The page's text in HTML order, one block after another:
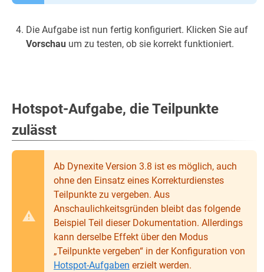
Die Aufgabe ist nun fertig konfiguriert. Klicken Sie auf
Vorschau um zu testen, ob sie korrekt funktioniert.
Hotspot-Aufgabe, die Teilpunkte
zulässt
Ab Dynexite Version 3.8 ist es möglich, auch
ohne den Einsatz eines Korrekturdienstes
Teilpunkte zu vergeben. Aus
Anschaulichkeitsgründen bleibt das folgende
Beispiel Teil dieser Dokumentation. Allerdings
kann derselbe Effekt über den Modus
„Teilpunkte vergeben“ in der Konfiguration von
Hotspot-Aufgaben erzielt werden.